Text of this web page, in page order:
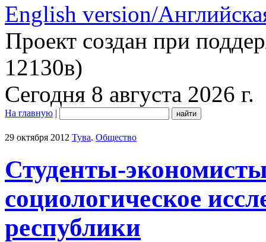
English version/
Проект создан при
12130в)
Сегодня 8 августа 2026 г.
На главную |
29 октября 2012 Тува. Общество
Студенты-
социологическое
республики